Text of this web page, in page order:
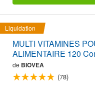
Liquidation
MULTI VITAMINES
ALIMENTAIRE 120
de BIOVEA
(78)